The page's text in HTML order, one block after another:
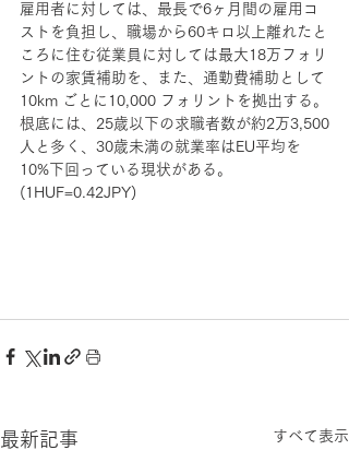
雇用者に対しては、最長で6ヶ月間の雇用コ
ストを負担し、職場から60キロ以上離れたと
ころに住む従業員に対しては最大18万フォリ
ントの家賃補助を、また、通勤費補助として
10km ごとに10,000 フォリントを拠出する。
根底には、25歳以下の求職者数が約2万3,500
人と多く、30歳未満の就業率はEU平均を
10%下回っている現状がある。
(1HUF=0.42JPY)
最新記事 すべて表示